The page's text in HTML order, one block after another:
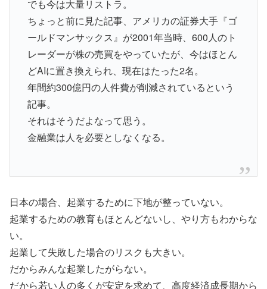
でも今は大量リストラ。
ちょっと前に見た記事、アメリカの証券大手『ゴ
ールドマンサックス』が2001年当時、600人のト
レーダーが株の売買をやっていたが、今はほとん
どAIに置き換えられ、現在はたった2名。
年間約300億円の人件費が削減されているという
記事。
それはそうだよなって思う。
金融業は人を必要としなくなる。
日本の場合、起業するために下地が整っていない。
起業するための教育もほとんどないし、やり方もわからな
い。
起業して失敗した場合のリスクも大きい。
だからみんな起業したがらない。
だから若い人の多くが安定を求めて、高度経済成長期から